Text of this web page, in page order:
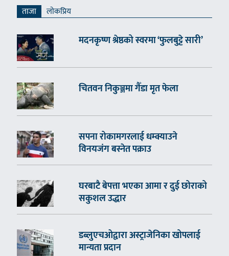
ताजा लाेकप्रिय
मदनकृष्ण श्रेष्ठको स्वरमा ‘फुलबुट्टे सारी’
चितवन निकुञ्जमा गैँडा मृत फेला
सपना रोकामगरलाई धम्क्याउने
विनयजंग बस्नेत पक्राउ
घरबाटै बेपत्ता भएका आमा र दुई छोराको
सकुशल उद्धार
डब्लुएचओद्वारा अस्ट्राजेनिका खोपलाई
मान्यता प्रदान